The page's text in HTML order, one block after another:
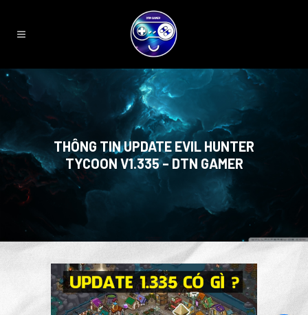
THÔNG TIN UPDATE EVIL HUNTER
TYCOON V1.335 – DTN GAMER